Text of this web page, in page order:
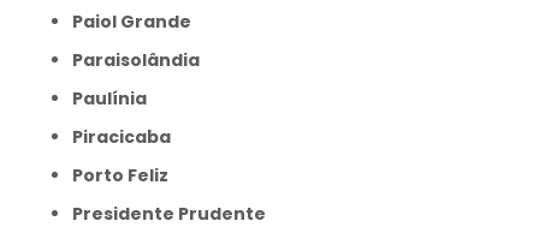
Paiol Grande
Paraisolândia
Paulínia
Piracicaba
Porto Feliz
Presidente Prudente